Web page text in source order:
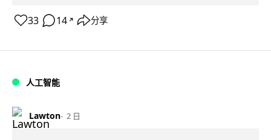
33 14 ↗ 分享
人工智能
Lawton 2 日